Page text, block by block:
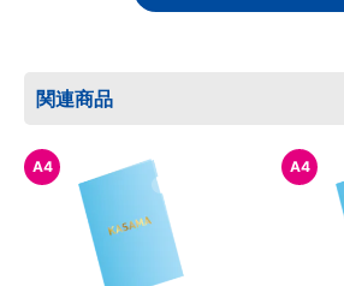
関連商品
A4 A4